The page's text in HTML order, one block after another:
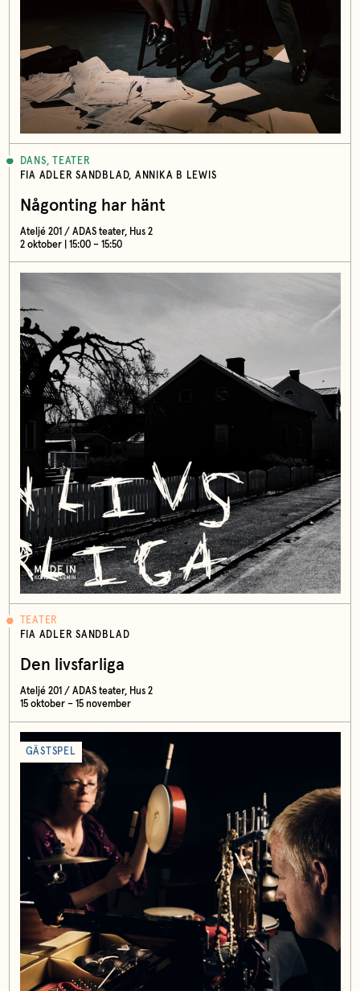
DANS, TEATER
FIA ADLER SANDBLAD, ANNIKA B LEWIS
Någonting har hänt
Ateljé 201 / ADAS teater, Hus 2
2 oktober | 15:00 – 15:50
TEATER
FIA ADLER SANDBLAD
Den livsfarliga
Ateljé 201 / ADAS teater, Hus 2
15 oktober – 15 november
GÄSTSPEL